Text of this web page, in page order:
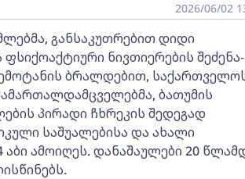
2026/06/02
განსაკუთრებით დიდი
ნივთიერების შეძენა-
ბრალდებით,
ბათუმის
პირადი ჩხრეკის შედეგად
საშუალებისა და ახალი
ამოიღეს. დანაშაულები 20